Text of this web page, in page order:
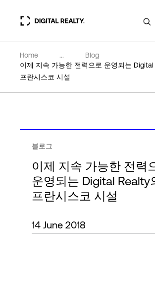
데이터 센터
PlatformDIGITAL®
전문성 및 리소스
소개
Language
Home ...
Blog
이제 지속 가능한 전력으로 운영되는 Digital
프란시스코 시설
블로그
이제 지속 가능한 전력
운영되는 Digital Realty
프란시스코 시설
14 June 2018